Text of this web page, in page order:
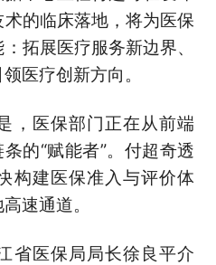
的临床落地，将为医保
拓展医疗服务新边界、
医疗创新方向。
，医保部门正在从前端
的“赋能者”。付超奇透
构建医保准入与评价体
速通道。
省医保局局长徐良平介